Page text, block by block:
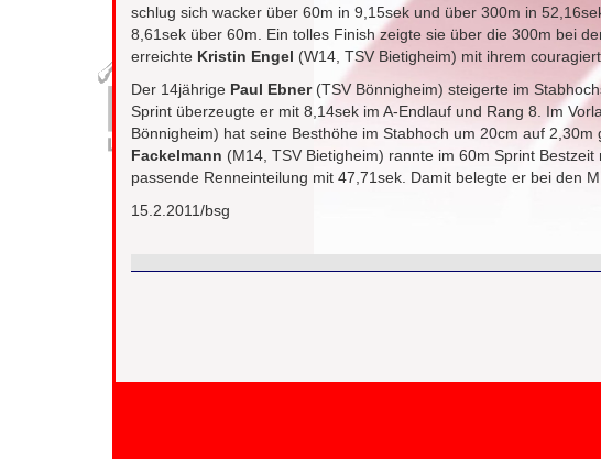
schlug sich wacker über 60m in 9,15sek und über 300m in
8,61sek über 60m. Ein tolles Finish zeigte sie über die 300m bei
erreichte Kristin Engel (W14, TSV Bietigheim) mit ihrem
Der 14jährige Paul Ebner (TSV Bönnigheim) steigerte im
Sprint überzeugte er mit 8,14sek im A-Endlauf und Rang 8. Im
Bönnigheim) hat seine Besthöhe im Stabhoch um 20cm auf
Fackelmann (M14, TSV Bietigheim) rannte im 60m Sprint
passende Renneinteilung mit 47,71sek. Damit belegte er bei den
15.2.2011/bsg